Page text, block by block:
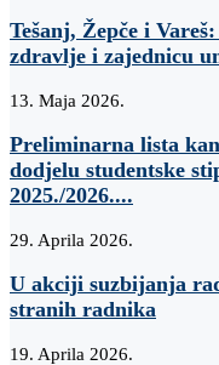
Tešanj, Žepče i
zdravlje i zajednicu
13. Maja 2026.
Preliminarna lista
dodjelu studentske
2025./2026....
29. Aprila 2026.
U akciji suzbijanja
stranih radnika
19. Aprila 2026.